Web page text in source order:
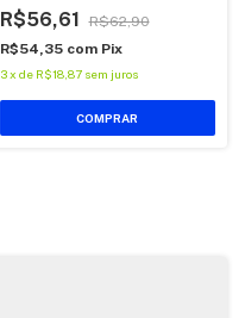
R$56,61
R$62,90
R$54,35 com Pix
3 x de R$18,87 sem juros
COMPRAR